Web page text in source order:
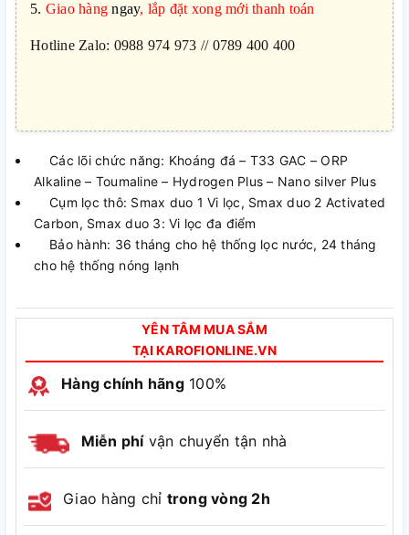
5. Giao hàng ngay, lắp đặt xong mới thanh toán
Hotline Zalo: 0988 974 973 // 0789 400 400
Các lõi chức năng: Khoáng đá – T33 GAC – ORP
Alkaline – Toumaline – Hydrogen Plus – Nano silver Plus
Cụm lọc thô: Smax duo 1 Vi lọc, Smax duo 2 Activated
Carbon, Smax duo 3: Vi lọc đa điểm
Bảo hành: 36 tháng cho hệ thống lọc nước, 24 tháng
cho hệ thống nóng lạnh
YÊN TÂM MUA SẮM
TẠI KAROFIONLINE.VN
Hàng chính hãng100%
Miễn phívận chuyển tận nhà
Giao hàng chỉ trong vòng 2h